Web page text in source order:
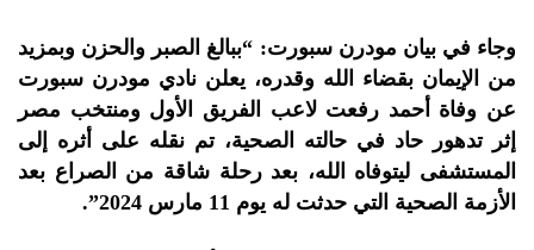
وجاء في بيان مودرن سبورت: “ببالغ الصبر والحزن وبمزيد
من الإيمان بقضاء الله وقدره، يعلن نادي مودرن سبورت
عن وفاة أحمد رفعت لاعب الفريق الأول ومنتخب مصر
إثر تدهور حاد في حالته الصحية، تم نقله على أثره إلى
المستشفى ليتوفاه الله، بعد رحلة شاقة من الصراع بعد
الأزمة الصحية التي حدثت له يوم 11 مارس 2024”.